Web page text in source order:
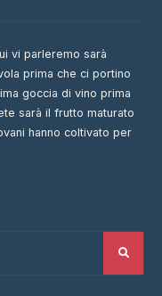
vi parleremo sarà
prima che ci portino
goccia di vino prima
sarà il frutto maturato
hanno coltivato per